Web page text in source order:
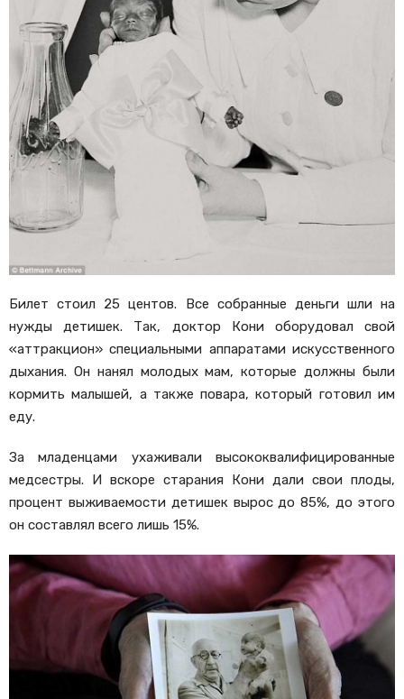
Билет стоил 25 центов. Все собранные деньги шли на
нужды детишек. Так, доктор Кони оборудовал свой
«аттракцион» специальными аппаратами искусственного
дыхания. Он нанял молодых мам, которые должны были
кормить малышей, а также повара, который готовил им
еду.
За младенцами ухаживали высококвалифицированные
медсестры. И вскоре старания Кони дали свои плоды,
процент выживаемости детишек вырос до 85%, до этого
он составлял всего лишь 15%.